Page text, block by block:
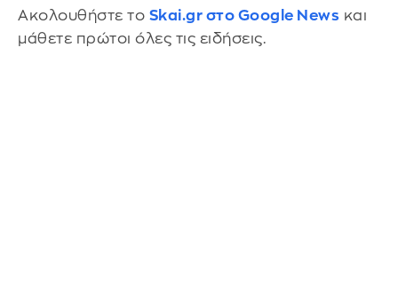
Ακολουθήστε το Skai.gr στο Google News και
μάθετε πρώτοι όλες τις ειδήσεις.